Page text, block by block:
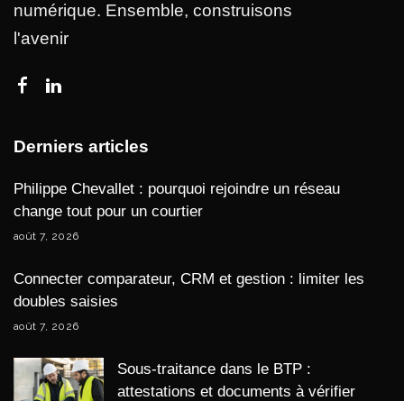
numérique. Ensemble, construisons
l'avenir
Derniers articles
Philippe Chevallet : pourquoi rejoindre un réseau
change tout pour un courtier
août 7, 2026
Connecter comparateur, CRM et gestion : limiter les
doubles saisies
août 7, 2026
Sous-traitance dans le BTP :
attestations et documents à vérifier